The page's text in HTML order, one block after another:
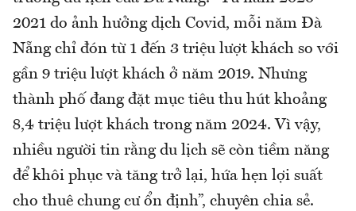
2021 do ảnh hưởng dịch Covid, mỗi năm Đà
Nẵng chỉ đón từ 1 đến 3 triệu lượt khách so với
gần 9 triệu lượt khách ở năm 2019. Nhưng
thành phố đang đặt mục tiêu thu hút khoảng
8,4 triệu lượt khách trong năm 2024. Vì vậy,
nhiều người tin rằng du lịch sẽ còn tiềm năng
để khôi phục và tăng trở lại, hứa hẹn lợi suất
cho thuê chung cư ổn định”, chuyên chia sẻ.